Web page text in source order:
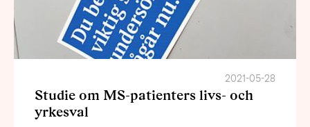
2021-05-28
Studie om MS-patienters livs- och
yrkesval